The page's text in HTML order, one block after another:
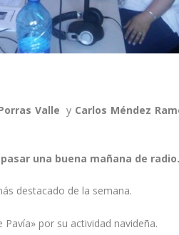
Valle y Carlos Méndez
una buena mañana de radio.
destacado de la semana.
Pavía» por su actividad navideña.